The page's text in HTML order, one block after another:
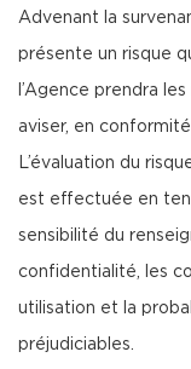
Advenant la
présente un risque
l’Agence prendra
aviser, en
L’évaluation du
est effectuée en
sensibilité du
confidentialité, les
utilisation et la
préjudiciables.